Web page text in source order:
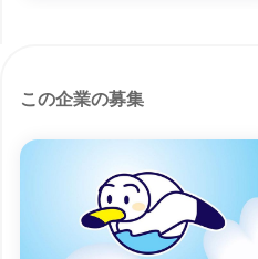
この企業の募集